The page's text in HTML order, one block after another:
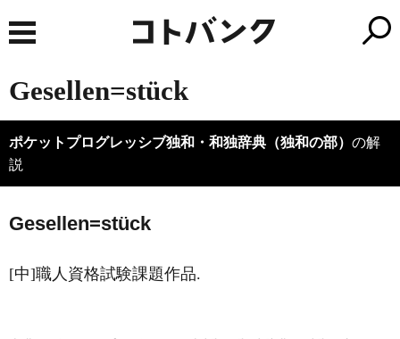
Gesellen=stück
ポケットプログレッシブ独和・和独辞典（独和の部） の解
説
Gesellen=stück
[中]職人資格試験課題作品.